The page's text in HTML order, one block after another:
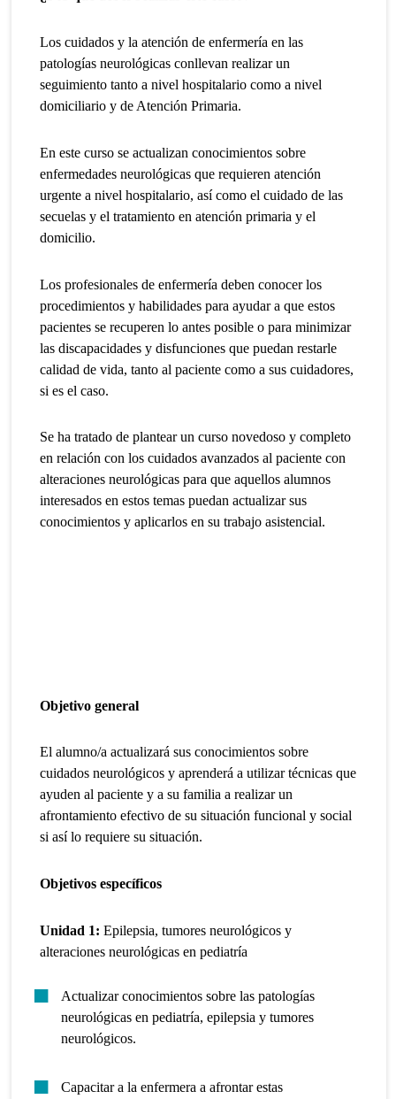
Los cuidados y la atención de enfermería en las
patologías neurológicas conllevan realizar un
seguimiento tanto a nivel hospitalario como a nivel
domiciliario y de Atención Primaria.
En este curso se actualizan conocimientos sobre
enfermedades neurológicas que requieren atención
urgente a nivel hospitalario, así como el cuidado de las
secuelas y el tratamiento en atención primaria y el
domicilio.
Los profesionales de enfermería deben conocer los
procedimientos y habilidades para ayudar a que estos
pacientes se recuperen lo antes posible o para minimizar
las discapacidades y disfunciones que puedan restarle
calidad de vida, tanto al paciente como a sus cuidadores,
si es el caso.
Se ha tratado de plantear un curso novedoso y completo
en relación con los cuidados avanzados al paciente con
alteraciones neurológicas para que aquellos alumnos
interesados en estos temas puedan actualizar sus
conocimientos y aplicarlos en su trabajo asistencial.
Objetivo general
El alumno/a actualizará sus conocimientos sobre
cuidados neurológicos y aprenderá a utilizar técnicas que
ayuden al paciente y a su familia a realizar un
afrontamiento efectivo de su situación funcional y social
si así lo requiere su situación.
Objetivos específicos
Unidad 1:Epilepsia, tumores neurológicos y
alteraciones neurológicas en pediatría
Actualizar conocimientos sobre las patologías
neurológicas en pediatría, epilepsia y tumores
neurológicos.
Capacitar a la enfermera a afrontar estas